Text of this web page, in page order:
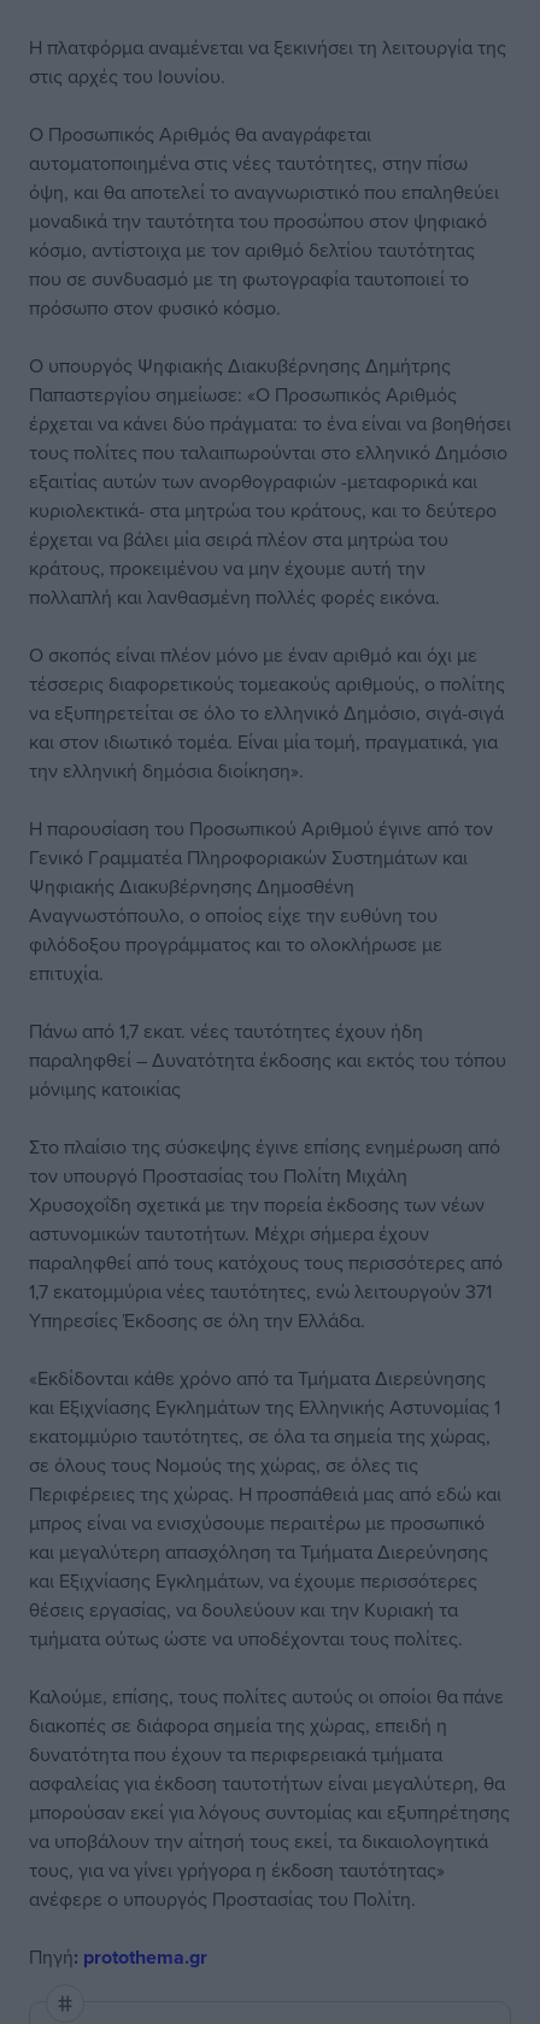
Η πλατφόρμα αναμένεται να ξεκινήσει τη λειτουργία της
στις αρχές του Ιουνίου.
Ο Προσωπικός Αριθμός θα αναγράφεται
αυτοματοποιημένα στις νέες ταυτότητες, στην πίσω
όψη, και θα αποτελεί το αναγνωριστικό που επαληθεύει
μοναδικά την ταυτότητα του προσώπου στον ψηφιακό
κόσμο, αντίστοιχα με τον αριθμό δελτίου ταυτότητας
που σε συνδυασμό με τη φωτογραφία ταυτοποιεί το
πρόσωπο στον φυσικό κόσμο.
Ο υπουργός Ψηφιακής Διακυβέρνησης Δημήτρης
Παπαστεργίου σημείωσε: «Ο Προσωπικός Αριθμός
έρχεται να κάνει δύο πράγματα: το ένα είναι να βοηθήσει
τους πολίτες που ταλαιπωρούνται στο ελληνικό Δημόσιο
εξαιτίας αυτών των ανορθογραφιών -μεταφορικά και
κυριολεκτικά- στα μητρώα του κράτους, και το δεύτερο
έρχεται να βάλει μία σειρά πλέον στα μητρώα του
κράτους, προκειμένου να μην έχουμε αυτή την
πολλαπλή και λανθασμένη πολλές φορές εικόνα.
Ο σκοπός είναι πλέον μόνο με έναν αριθμό και όχι με
τέσσερις διαφορετικούς τομεακούς αριθμούς, ο πολίτης
να εξυπηρετείται σε όλο το ελληνικό Δημόσιο, σιγά-σιγά
και στον ιδιωτικό τομέα. Είναι μία τομή, πραγματικά, για
την ελληνική δημόσια διοίκηση».
Η παρουσίαση του Προσωπικού Αριθμού έγινε από τον
Γενικό Γραμματέα Πληροφοριακών Συστημάτων και
Ψηφιακής Διακυβέρνησης Δημοσθένη
Αναγνωστόπουλο, ο οποίος είχε την ευθύνη του
φιλόδοξου προγράμματος και το ολοκλήρωσε με
επιτυχία.
Πάνω από 1,7 εκατ. νέες ταυτότητες έχουν ήδη
παραληφθεί – Δυνατότητα έκδοσης και εκτός του τόπου
μόνιμης κατοικίας
Στο πλαίσιο της σύσκεψης έγινε επίσης ενημέρωση από
τον υπουργό Προστασίας του Πολίτη Μιχάλη
Χρυσοχοΐδη σχετικά με την πορεία έκδοσης των νέων
αστυνομικών ταυτοτήτων. Μέχρι σήμερα έχουν
παραληφθεί από τους κατόχους τους περισσότερες από
1,7 εκατομμύρια νέες ταυτότητες, ενώ λειτουργούν 371
Υπηρεσίες Έκδοσης σε όλη την Ελλάδα.
«Εκδίδονται κάθε χρόνο από τα Τμήματα Διερεύνησης
και Εξιχνίασης Εγκλημάτων της Ελληνικής Αστυνομίας 1
εκατομμύριο ταυτότητες, σε όλα τα σημεία της χώρας,
σε όλους τους Νομούς της χώρας, σε όλες τις
Περιφέρειες της χώρας. Η προσπάθειά μας από εδώ και
μπρος είναι να ενισχύσουμε περαιτέρω με προσωπικό
και μεγαλύτερη απασχόληση τα Τμήματα Διερεύνησης
και Εξιχνίασης Εγκλημάτων, να έχουμε περισσότερες
θέσεις εργασίας, να δουλεύουν και την Κυριακή τα
τμήματα ούτως ώστε να υποδέχονται τους πολίτες.
Καλούμε, επίσης, τους πολίτες αυτούς οι οποίοι θα πάνε
διακοπές σε διάφορα σημεία της χώρας, επειδή η
δυνατότητα που έχουν τα περιφερειακά τμήματα
ασφαλείας για έκδοση ταυτοτήτων είναι μεγαλύτερη, θα
μπορούσαν εκεί για λόγους συντομίας και εξυπηρέτησης
να υποβάλουν την αίτησή τους εκεί, τα δικαιολογητικά
τους, για να γίνει γρήγορα η έκδοση ταυτότητας»
ανέφερε ο υπουργός Προστασίας του Πολίτη.
Πηγή: protothema.gr